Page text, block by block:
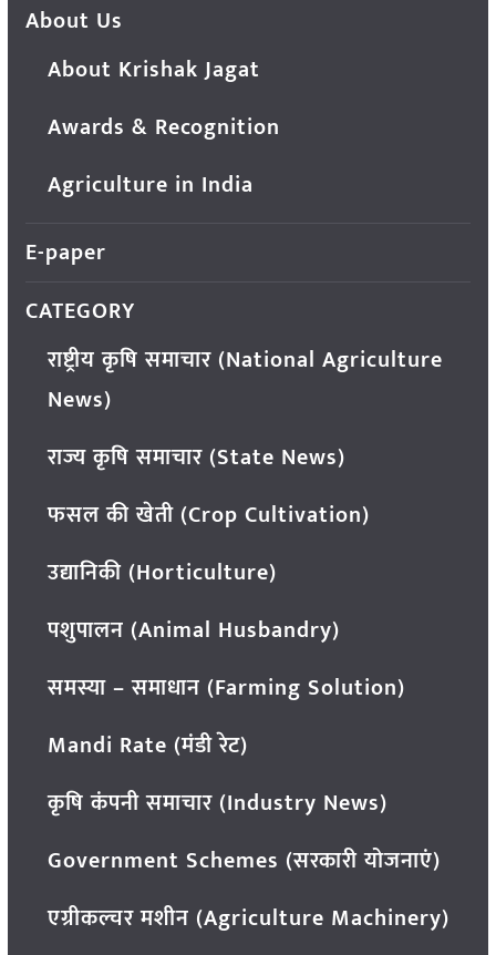
About Us
About Krishak Jagat
Awards & Recognition
Agriculture in India
E-paper
CATEGORY
राष्ट्रीय कृषि समाचार (National Agriculture
News)
राज्य कृषि समाचार (State News)
फसल की खेती (Crop Cultivation)
उद्यानिकी (Horticulture)
पशुपालन (Animal Husbandry)
समस्या – समाधान (Farming Solution)
Mandi Rate (मंडी रेट)
कृषि कंपनी समाचार (Industry News)
Government Schemes (सरकारी योजनाएं)
एग्रीकल्चर मशीन (Agriculture Machinery)